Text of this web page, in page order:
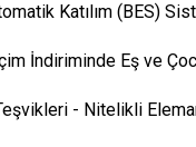
Katılım (BES)
İndiriminde Eş ve
- Nitelikli